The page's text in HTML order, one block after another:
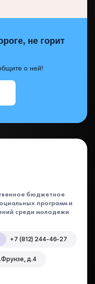
не горит
о ней!
бюджетное
программ и
среди молодежи
+7 (812) 244-46-27
д.4